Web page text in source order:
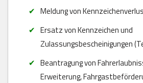
Meldung von
Ersatz von Kennzeichen und
Zulassungsbescheinigungen
Beantragung von
Erweiterung,